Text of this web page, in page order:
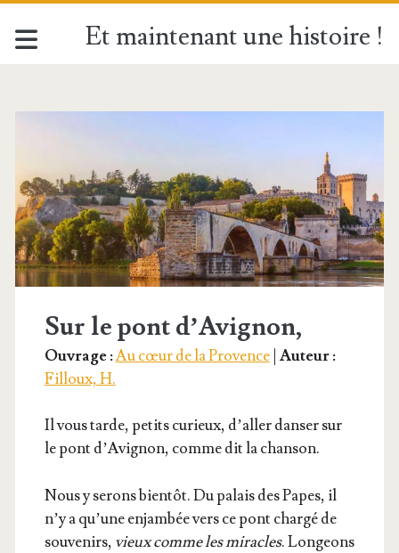
Et maintenant une histoire !
Étiquette :
<span>Pont</span>
Sur le pont d’Avignon,
Ouvrage :Au cœur de la Provence| Auteur :
Filloux, H.
Il vous tarde, petits curieux, d’al­ler dan­ser sur
le pont d’A­vi­gnon, comme dit la chanson.
Nous y serons bien­tôt. Du palais des Papes, il
n’y a qu’une enjam­bée vers ce pont char­gé de
sou­ve­nirs, vieux comme les miracles. Lon­geons